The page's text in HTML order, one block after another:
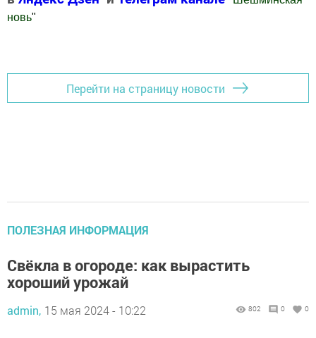
новь"
Перейти на страницу новости
ПОЛЕЗНАЯ ИНФОРМАЦИЯ
Свёкла в огороде: как вырастить
хороший урожай
admin, 15 мая 2024 - 10:22 802 0 0